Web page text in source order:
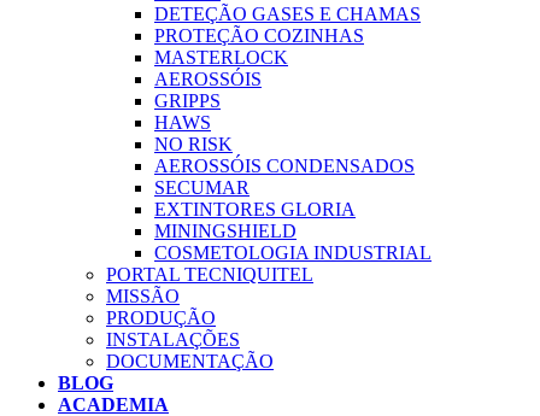
DETEÇÃO GASES E CHAMAS
PROTEÇÃO COZINHAS
MASTERLOCK
AEROSSÓIS
GRIPPS
HAWS
NO RISK
AEROSSÓIS CONDENSADOS
SECUMAR
EXTINTORES GLORIA
MININGSHIELD
COSMETOLOGIA INDUSTRIAL
PORTAL TECNIQUITEL
MISSÃO
PRODUÇÃO
INSTALAÇÕES
DOCUMENTAÇÃO
BLOG
ACADEMIA